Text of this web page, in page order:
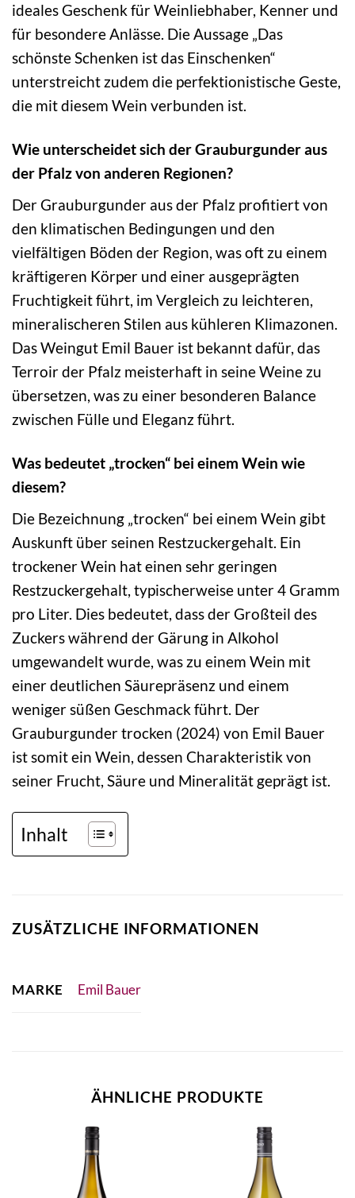
ideales Geschenk für Weinliebhaber, Kenner und
für besondere Anlässe. Die Aussage „Das
schönste Schenken ist das Einschenken“
unterstreicht zudem die perfektionistische Geste,
die mit diesem Wein verbunden ist.
Wie unterscheidet sich der Grauburgunder aus
der Pfalz von anderen Regionen?
Der Grauburgunder aus der Pfalz profitiert von
den klimatischen Bedingungen und den
vielfältigen Böden der Region, was oft zu einem
kräftigeren Körper und einer ausgeprägten
Fruchtigkeit führt, im Vergleich zu leichteren,
mineralischeren Stilen aus kühleren Klimazonen.
Das Weingut Emil Bauer ist bekannt dafür, das
Terroir der Pfalz meisterhaft in seine Weine zu
übersetzen, was zu einer besonderen Balance
zwischen Fülle und Eleganz führt.
Was bedeutet „trocken“ bei einem Wein wie
diesem?
Die Bezeichnung „trocken“ bei einem Wein gibt
Auskunft über seinen Restzuckergehalt. Ein
trockener Wein hat einen sehr geringen
Restzuckergehalt, typischerweise unter 4 Gramm
pro Liter. Dies bedeutet, dass der Großteil des
Zuckers während der Gärung in Alkohol
umgewandelt wurde, was zu einem Wein mit
einer deutlichen Säurepräsenz und einem
weniger süßen Geschmack führt. Der
Grauburgunder trocken (2024) von Emil Bauer
ist somit ein Wein, dessen Charakteristik von
seiner Frucht, Säure und Mineralität geprägt ist.
Inhalt
ZUSÄTZLICHE INFORMATIONEN
MARKE Emil Bauer
ÄHNLICHE PRODUKTE